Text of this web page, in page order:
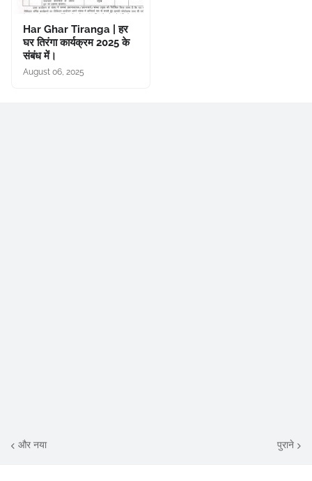
Har Ghar Tiranga | हर
घर तिरंगा कार्यक्रम 2025 के
संबंध में।
August 06, 2025
और नया पुराने